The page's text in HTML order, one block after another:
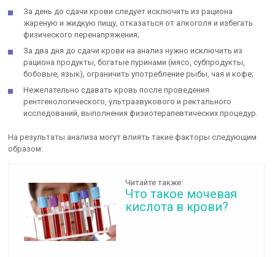
За день до сдачи крови следует исключить из рациона
жареную и жидкую пищу, отказаться от алкоголя и избегать
физического перенапряжения;
За два дня до сдачи крови на анализ нужно исключить из
рациона продукты, богатые пуринами (мясо, субпродукты,
бобовые, язык), ограничить употребление рыбы, чая и кофе;
Нежелательно сдавать кровь после проведения
рентгенологического, ультразвукового и ректального
исследований, выполнения физиотерапевтических процедур.
На результаты анализа могут влиять такие факторы следующим
образом:
Читайте также:
Что такое мочевая
кислота в крови?